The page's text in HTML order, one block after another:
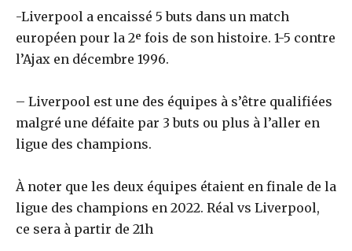
-Liverpool a encaissé 5 buts dans un match
européen pour la 2ᵉ fois de son histoire. 1-5 contre
l’Ajax en décembre 1996.
– Liverpool est une des équipes à s’être qualifiées
malgré une défaite par 3 buts ou plus à l’aller en
ligue des champions.
À noter que les deux équipes étaient en finale de la
ligue des champions en 2022. Réal vs Liverpool,
ce sera à partir de 21h